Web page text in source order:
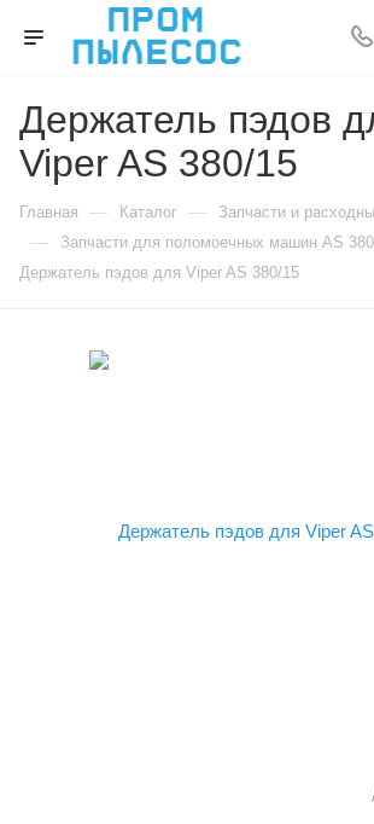
Держатель пэдов
Viper AS 380/15
Главная — Каталог — Запчасти и
— Запчасти для поломоечных машин AS
Держатель пэдов для Viper AS 380/15